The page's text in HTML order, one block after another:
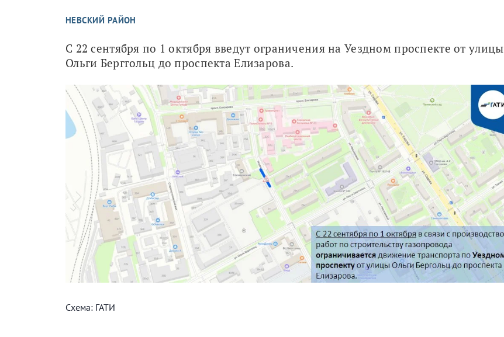
НЕВСКИЙ РАЙОН
С 22 сентября по 1 октября введут ограничения на Уездном проспекте от улицы
Ольги Берггольц до проспекта Елизарова.
Схема: ГАТИ